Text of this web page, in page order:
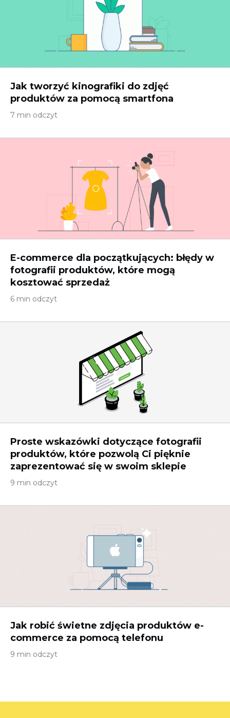
Jak tworzyć kinografiki do zdjęć
produktów za pomocą smartfona
7 min odczyt
E-commerce dla początkujących: błędy w
fotografii produktów, które mogą
kosztować sprzedaż
6 min odczyt
Proste wskazówki dotyczące fotografii
produktów, które pozwolą Ci pięknie
zaprezentować się w swoim sklepie
9 min odczyt
Jak robić świetne zdjęcia produktów e-
commerce za pomocą telefonu
9 min odczyt